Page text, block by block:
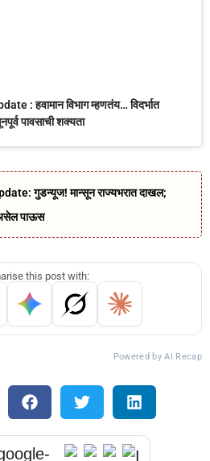
: हवामान विभाग म्हणतंय… विदर्भात
पावसाची शक्यता
गुडन्यूज! मान्सून राज्यभरात दाखल;
पाऊस
this post with:
Powered by AI Recap